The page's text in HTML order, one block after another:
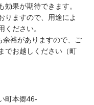
果が期待できます。
りますので、用途によ
ください。
余裕がありますので、ご
でお越しください（町
本郷46-